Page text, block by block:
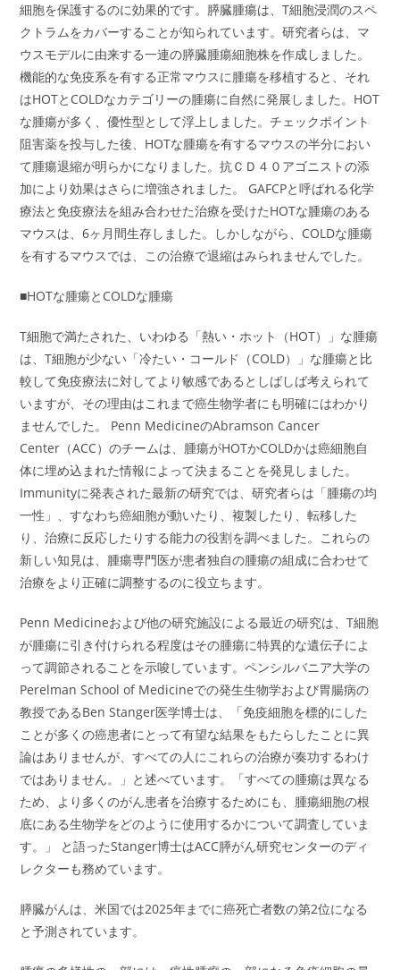
細胞を保護するのに効果的です。膵臓腫瘍は、T細胞浸潤のスペ
クトラムをカバーすることが知られています。研究者らは、マ
ウスモデルに由来する一連の膵臓腫瘍細胞株を作成しました。
機能的な免疫系を有する正常マウスに腫瘍を移植すると、それ
はHOTとCOLDなカテゴリーの腫瘍に自然に発展しました。HOT
な腫瘍が多く、優性型として浮上しました。チェックポイント
阻害薬を投与した後、HOTな腫瘍を有するマウスの半分におい
て腫瘍退縮が明らかになりました。抗ＣＤ４０アゴニストの添
加により効果はさらに増強されました。 GAFCPと呼ばれる化学
療法と免疫療法を組み合わせた治療を受けたHOTな腫瘍のある
マウスは、6ヶ月間生存しました。しかしながら、COLDな腫瘍
を有するマウスでは、この治療で退縮はみられませんでした。
■HOTな腫瘍とCOLDな腫瘍
T細胞で満たされた、いわゆる「熱い・ホット（HOT）」な腫瘍
は、T細胞が少ない「冷たい・コールド（COLD）」な腫瘍と比
較して免疫療法に対してより敏感であるとしばしば考えられて
いますが、その理由はこれまで癌生物学者にも明確にはわかり
ませんでした。 Penn MedicineのAbramson Cancer
Center（ACC）のチームは、腫瘍がHOTかCOLDかは癌細胞自
体に埋め込まれた情報によって決まることを発見しました。
Immunityに発表された最新の研究では、研究者らは「腫瘍の均
一性」、すなわち癌細胞が動いたり、複製したり、転移した
り、治療に反応したりする能力の役割を調べました。これらの
新しい知見は、腫瘍専門医が患者独自の腫瘍の組成に合わせて
治療をより正確に調整するのに役立ちます。
Penn Medicineおよび他の研究施設による最近の研究は、T細胞
が腫瘍に引き付けられる程度はその腫瘍に特異的な遺伝子によ
って調節されることを示唆しています。ペンシルバニア大学の
Perelman School of Medicineでの発生生物学および胃腸病の
教授であるBen Stanger医学博士は、「免疫細胞を標的にした
ことが多くの癌患者にとって有望な結果をもたらしたことに異
論はありませんが、すべての人にこれらの治療が奏功するわけ
ではありません。」と述べています。「すべての腫瘍は異なる
ため、より多くのがん患者を治療するためにも、腫瘍細胞の根
底にある生物学をどのように使用するかについて調査していま
す。」 と語ったStanger博士はACC膵がん研究センターのディ
レクターも務めています。
膵臓がんは、米国では2025年までに癌死亡者数の第2位になる
と予測されています。